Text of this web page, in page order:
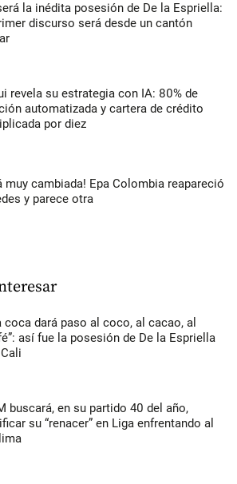
la inédita posesión de De la Espriella:
discurso será desde un cantón
revela su estrategia con IA: 80% de
automatizada y cartera de crédito
por diez
muy cambiada! Epa Colombia reapareció
y parece otra
coca dará paso al coco, al cacao, al
así fue la posesión de De la Espriella
buscará, en su partido 40 del año,
su “renacer” en Liga enfrentando al